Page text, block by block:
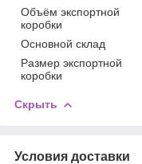
Объём экспортной
коробки
Основной склад
Размер экспортной
коробки
Скрыть
Условия доставки